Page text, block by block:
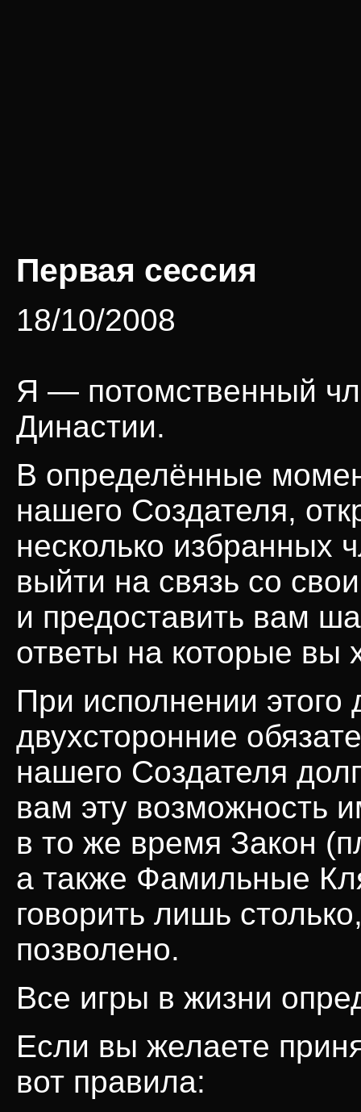
Первая сессия
18/10/2008
Я — потомственный
Династии.
В определённые
нашего Создателя,
несколько
выйти на связь со
и предоставить вам
ответы на которые вы
При исполнении
двухсторонние
нашего Создателя
вам эту возможность
в то же время Закон
а также Фамильные
говорить лишь
позволено.
Все игры в жизни
Если вы желаете
вот правила: